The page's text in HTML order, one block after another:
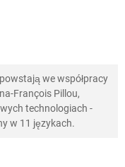
we współpracy
François Pillou,
technologiach -
w 11 językach.